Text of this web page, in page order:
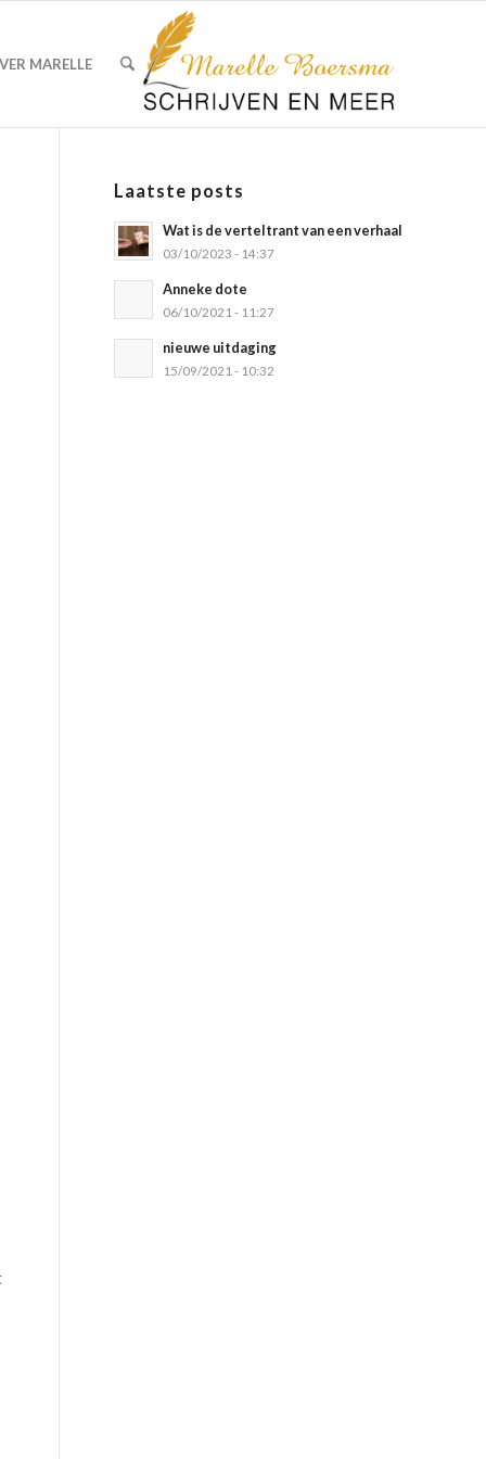
MARELLE
Laatste posts
Wat is de verteltrant van een verhaal
03/10/2023 - 14:37
Anneke dote
06/10/2021 - 11:27
nieuwe uitdaging
15/09/2021 - 10:32